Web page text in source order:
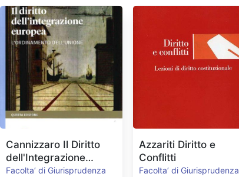
Cannizzaro Il Diritto
dell'Integrazione
Europea Ed.2022
Facolta’ di Giurisprudenza
Azzariti Diritto e
Conflitti
Facolta’ di Giurisprudenza